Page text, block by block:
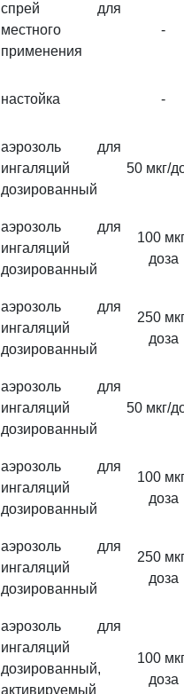
спрей для
местного
применения
-
настойка -
аэрозоль для
ингаляций
дозированный
50 мкг/
аэрозоль для
ингаляций
дозированный
100
доза
аэрозоль для
ингаляций
дозированный
250
доза
аэрозоль для
ингаляций
дозированный
50 мкг/
аэрозоль для
ингаляций
дозированный
100
доза
аэрозоль для
ингаляций
дозированный
250
доза
аэрозоль для
ингаляций
дозированный,
активируемый
100
доза